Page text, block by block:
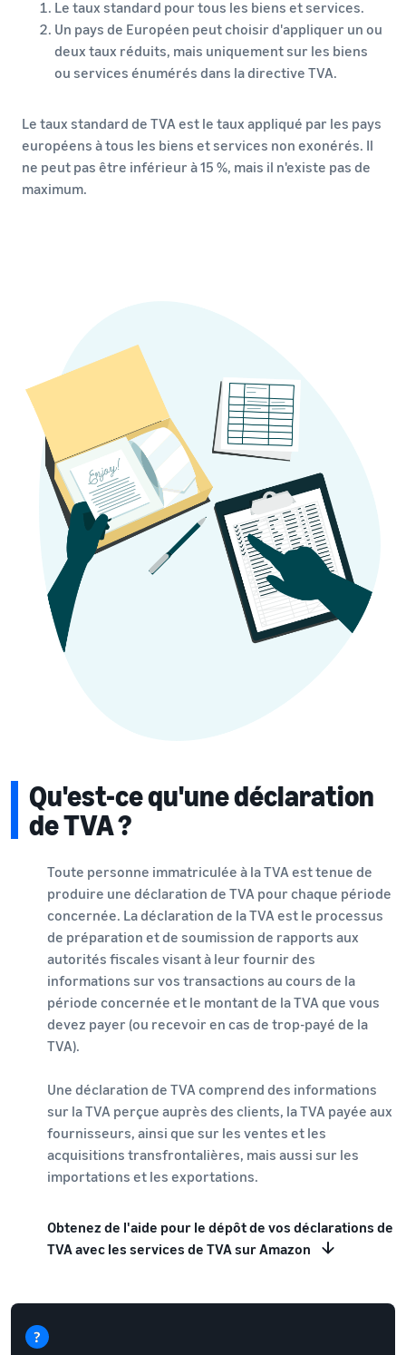
Le taux standard pour tous les biens et services.
Un pays de Européen peut choisir d'appliquer un ou
deux taux réduits, mais uniquement sur les biens
ou services énumérés dans la directive TVA.
Le taux standard de TVA est le taux appliqué par les pays
européens à tous les biens et services non exonérés. Il
ne peut pas être inférieur à 15 %, mais il n'existe pas de
maximum.
Qu'est-ce qu'une déclaration
de TVA ?
Toute personne immatriculée à la TVA est tenue de
produire une déclaration de TVA pour chaque période
concernée. La déclaration de la TVA est le processus
de préparation et de soumission de rapports aux
autorités fiscales visant à leur fournir des
informations sur vos transactions au cours de la
période concernée et le montant de la TVA que vous
devez payer (ou recevoir en cas de trop-payé de la
TVA).
Une déclaration de TVA comprend des informations
sur la TVA perçue auprès des clients, la TVA payée aux
fournisseurs, ainsi que sur les ventes et les
acquisitions transfrontalières, mais aussi sur les
importations et les exportations.
Obtenez de l'aide pour le dépôt de vos déclarations de
TVA avec les services de TVA sur Amazon